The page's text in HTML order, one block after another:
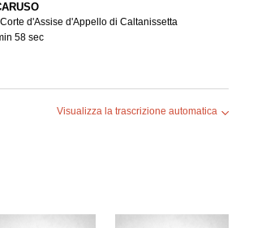
d'Assise d'Appello di Caltanissetta
58 sec
Visualizza la trascrizione automatica